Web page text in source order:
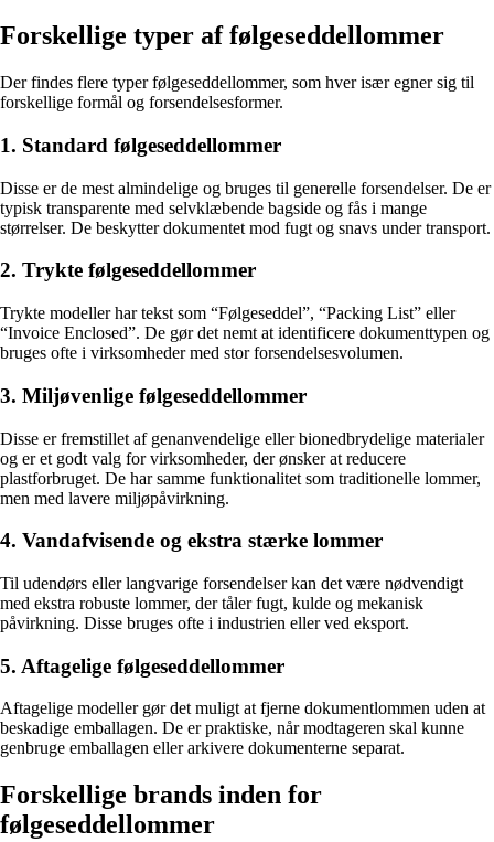
Forskellige typer af følgeseddellommer
Der findes flere typer følgeseddellommer, som hver især egner sig til
forskellige formål og forsendelsesformer.
1. Standard følgeseddellommer
Disse er de mest almindelige og bruges til generelle forsendelser. De er
typisk transparente med selvklæbende bagside og fås i mange
størrelser. De beskytter dokumentet mod fugt og snavs under transport.
2. Trykte følgeseddellommer
Trykte modeller har tekst som “Følgeseddel”, “Packing List” eller
“Invoice Enclosed”. De gør det nemt at identificere dokumenttypen og
bruges ofte i virksomheder med stor forsendelsesvolumen.
3. Miljøvenlige følgeseddellommer
Disse er fremstillet af genanvendelige eller bionedbrydelige materialer
og er et godt valg for virksomheder, der ønsker at reducere
plastforbruget. De har samme funktionalitet som traditionelle lommer,
men med lavere miljøpåvirkning.
4. Vandafvisende og ekstra stærke lommer
Til udendørs eller langvarige forsendelser kan det være nødvendigt
med ekstra robuste lommer, der tåler fugt, kulde og mekanisk
påvirkning. Disse bruges ofte i industrien eller ved eksport.
5. Aftagelige følgeseddellommer
Aftagelige modeller gør det muligt at fjerne dokumentlommen uden at
beskadige emballagen. De er praktiske, når modtageren skal kunne
genbruge emballagen eller arkivere dokumenterne separat.
Forskellige brands inden for
følgeseddellommer